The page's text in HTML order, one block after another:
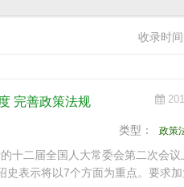
收录时间
完善政策法规
类型： 政策
十二届全国人大常委会第二次会
表示将以7个方面为重点。要求